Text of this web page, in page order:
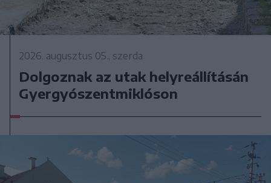
2026. augusztus 05., szerda
Dolgoznak az utak helyreállításán
Gyergyószentmiklóson